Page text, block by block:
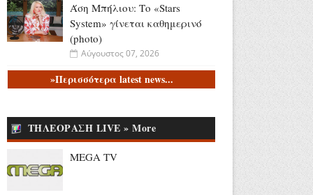
Άση Μπήλιου: Το «Stars
System» γίνεται καθημερινό
(photo)
Αύγουστος 07, 2026
Συνελήφθη 31χρονος στη
απόπειρα που τελέστηκαν
στην Ελλάδα (video)
Αύγουστος 07, 2026
»Περισσότερα latest news...
ΤΗΛΕΟΡΑΣΗ LIVE » More
MEGA TV